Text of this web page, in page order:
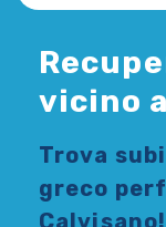
vicino
Trova
greco